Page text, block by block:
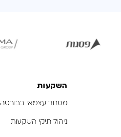
לפתיחת
השקעות
מסחר עצמאי בבורסה
ניהול תיקי השקעות